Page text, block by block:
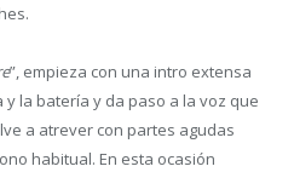
”, empieza con una intro extensa
la batería y da paso a la voz que
a atrever con partes agudas
habitual. En esta ocasión